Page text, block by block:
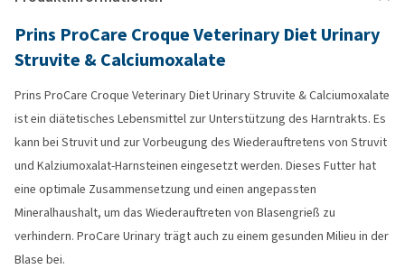
Prins ProCare Croque Veterinary Diet Urinary
Struvite & Calciumoxalate
Prins ProCare Croque Veterinary Diet Urinary Struvite & Calciumoxalate
ist ein diätetisches Lebensmittel zur Unterstützung des Harntrakts. Es
kann bei Struvit und zur Vorbeugung des Wiederauftretens von Struvit
und Kalziumoxalat-Harnsteinen eingesetzt werden. Dieses Futter hat
eine optimale Zusammensetzung und einen angepassten
Mineralhaushalt, um das Wiederauftreten von Blasengrieß zu
verhindern. ProCare Urinary trägt auch zu einem gesunden Milieu in der
Blase bei.